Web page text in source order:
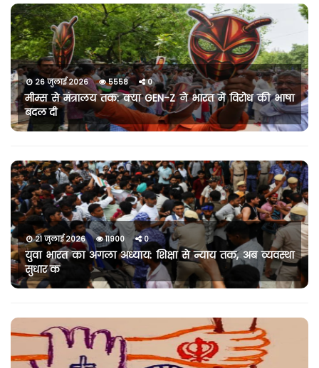
26 जुलाई 2026 5558 0
मीम्स से मंत्रालय तक: क्या GEN-Z ने भारत में विरोध की भाषा
बदल दी
21 जुलाई 2026 11900 0
युवा भारत का अगला अध्याय: शिक्षा से न्याय तक, अब व्यवस्था
सुधार क